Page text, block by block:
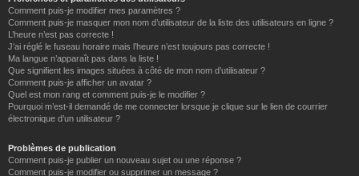
Comment puis-je modifier mes paramètres ?
Comment puis-je masquer mon nom d’utilisateur de la liste des utilisateurs en ligne ?
L’heure n’est pas correcte !
J’ai réglé le fuseau horaire mais l’heure n’est toujours pas correcte !
Ma langue n’apparaît pas dans la liste !
Que signifient les images situées à côté de mon nom d’utilisateur ?
Comment puis-je afficher un avatar ?
Quel est mon rang et comment puis-je le modifier ?
Pourquoi m’est-il demandé de me connecter lorsque je clique sur le lien de courrier
électronique d’un utilisateur ?
Problèmes de publication
Comment puis-je publier un nouveau sujet ou une réponse ?
Comment puis-je modifier ou supprimer un message ?